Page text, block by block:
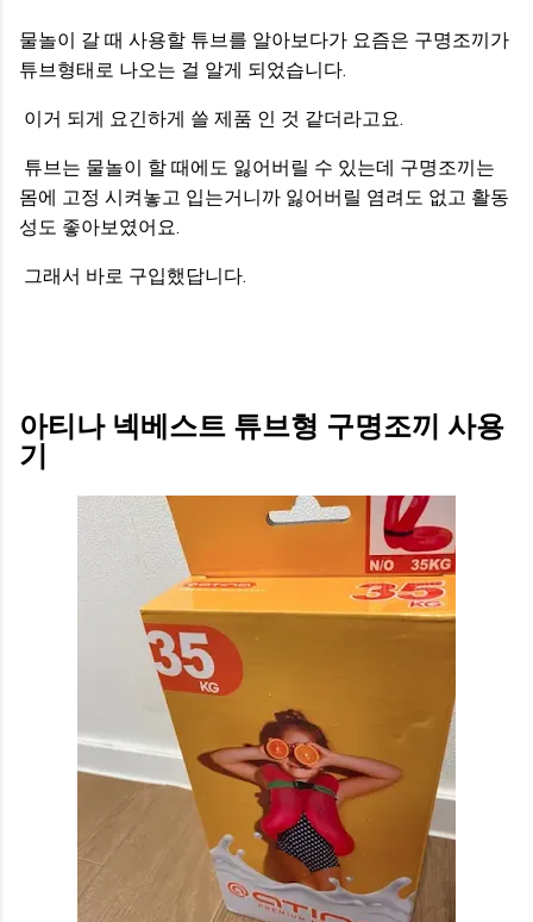
물놀이 갈 때 사용할 튜브를 알아보다가 요즘은 구명조끼가
튜브형태로 나오는 걸 알게 되었습니다.
이거 되게 요긴하게 쓸 제품 인 것 같더라고요.
튜브는 물놀이 할 때에도 잃어버릴 수 있는데 구명조끼는
몸에 고정 시켜놓고 입는거니까 잃어버릴 염려도 없고 활동
성도 좋아보였어요.
그래서 바로 구입했답니다.
아티나 넥베스트 튜브형 구명조끼 사용
기